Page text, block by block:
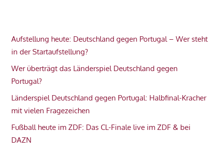
Aufstellung heute: Deutschland gegen Portugal – Wer steht
in der Startaufstellung?
Wer überträgt das Länderspiel Deutschland gegen
Portugal?
Länderspiel Deutschland gegen Portugal: Halbfinal-Kracher
mit vielen Fragezeichen
Fußball heute im ZDF: Das CL-Finale live im ZDF & bei
DAZN